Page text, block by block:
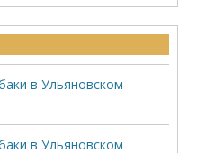
в Ульяновском
в Ульяновском